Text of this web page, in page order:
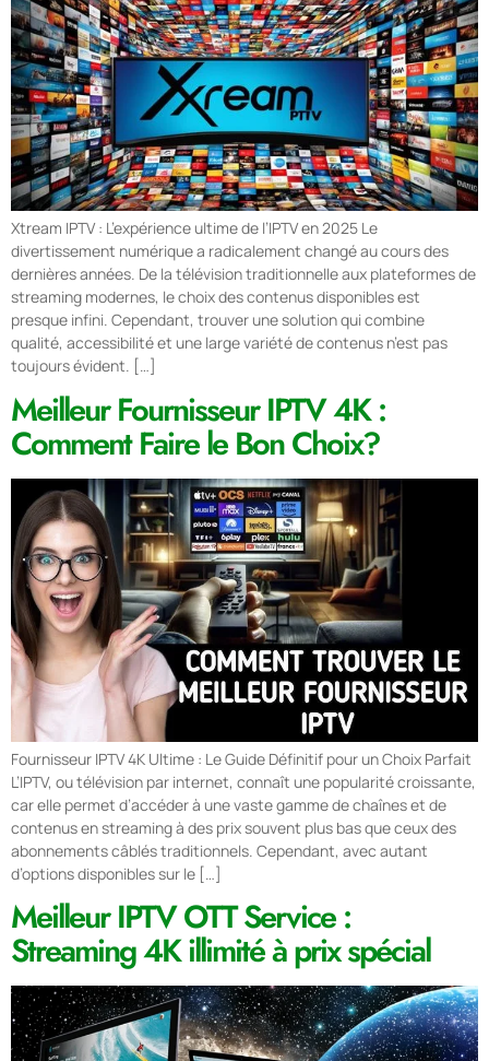
Xtream IPTV : L’expérience ultime de l’IPTV en 2025 Le
divertissement numérique a radicalement changé au cours des
dernières années. De la télévision traditionnelle aux plateformes de
streaming modernes, le choix des contenus disponibles est
presque infini. Cependant, trouver une solution qui combine
qualité, accessibilité et une large variété de contenus n’est pas
toujours évident. […]
Meilleur Fournisseur IPTV 4K :
Comment Faire le Bon Choix?
Fournisseur IPTV 4K Ultime : Le Guide Définitif pour un Choix Parfait
L’IPTV, ou télévision par internet, connaît une popularité croissante,
car elle permet d’accéder à une vaste gamme de chaînes et de
contenus en streaming à des prix souvent plus bas que ceux des
abonnements câblés traditionnels. Cependant, avec autant
d’options disponibles sur le […]
Meilleur IPTV OTT Service :
Streaming 4K illimité à prix spécial